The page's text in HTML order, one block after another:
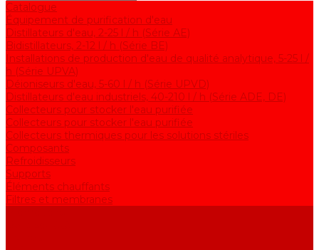
Catalogue
Équipement de purification d'eau
Distillateurs d'eau, 2-25 l / h (Série АE)
Bidistillateurs, 2-12 l / h (Série BE)
Installations de production d'eau de qualité analytique, 5-25 l /
h (Série UPVA)
Déioniseurs d'eau, 5-60 l / h (Série UPVD)
Distillateurs d'eau industriels, 40-210 l / h (Série ADE, DE)
Collecteurs pour stocker l'eau purifiée
Collecteurs pour stocker l'eau purifiée
Collecteurs thermiques pour les solutions stériles
Composants
Refroidisseurs
Supports
Éléments chauffants
Filtres et membranes